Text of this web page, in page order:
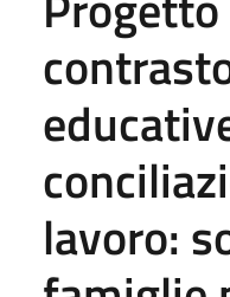
lavoro: